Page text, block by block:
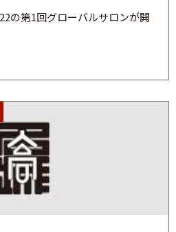
の第1回グローバルサロンが開